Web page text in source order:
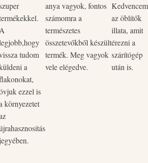
A
tudom
a
ezzel is
környezetet
jegyében.
anya vagyok, fontos
számomra a
természetes
összetevőkből készült
termék. Meg vagyok
vele elégedve.
Kedvencem
az öblítők
illata, amit
érezni a
szárítógép
után is.